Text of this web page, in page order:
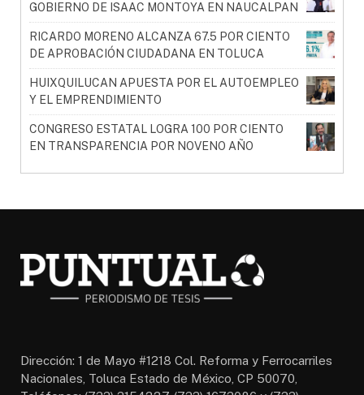
GOBIERNO DE ISAAC MONTOYA EN NAUCALPAN
RICARDO MORENO ALCANZA 67.5 POR CIENTO
DE APROBACIÓN CIUDADANA EN TOLUCA
HUIXQUILUCAN APUESTA POR EL AUTOEMPLEO
Y EL EMPRENDIMIENTO
CONGRESO ESTATAL LOGRA 100 POR CIENTO
EN TRANSPARENCIA POR NOVENO AÑO
Dirección: 1 de Mayo #1218 Col. Reforma y Ferrocarriles
Nacionales, Toluca Estado de México, CP 50070,